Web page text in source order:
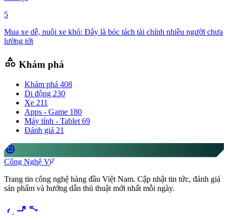
5
Mua xe dễ, nuôi xe khó: Đây là bóc tách tài chính nhiều người chưa
lường tới
category Khám phá
Khám phá 408
Di động 230
Xe 211
Apps - Game 180
Máy tính - Tablet 69
Đánh giá 21
memory
Công Nghệ Việt
Trang tin công nghệ hàng đầu Việt Nam. Cập nhật tin tức, đánh giá
sản phẩm và hướng dẫn thủ thuật mới nhất mỗi ngày.
videocam share